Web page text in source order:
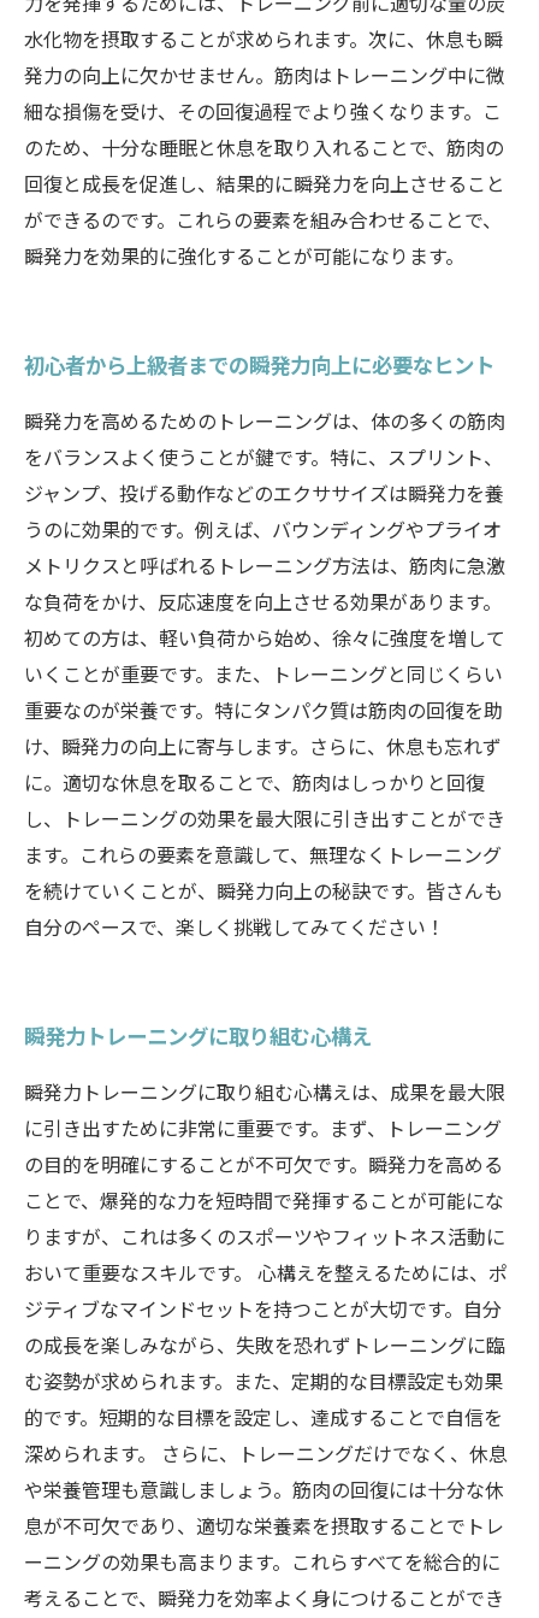
水化物を摂取することが求められます。次に、休息も瞬
発力の向上に欠かせません。筋肉はトレーニング中に微
細な損傷を受け、その回復過程でより強くなります。こ
のため、十分な睡眠と休息を取り入れることで、筋肉の
回復と成長を促進し、結果的に瞬発力を向上させること
ができるのです。これらの要素を組み合わせることで、
瞬発力を効果的に強化することが可能になります。
初心者から上級者までの瞬発力向上に必要なヒント
瞬発力を高めるためのトレーニングは、体の多くの筋肉
をバランスよく使うことが鍵です。特に、スプリント、
ジャンプ、投げる動作などのエクササイズは瞬発力を養
うのに効果的です。例えば、バウンディングやプライオ
メトリクスと呼ばれるトレーニング方法は、筋肉に急激
な負荷をかけ、反応速度を向上させる効果があります。
初めての方は、軽い負荷から始め、徐々に強度を増して
いくことが重要です。また、トレーニングと同じくらい
重要なのが栄養です。特にタンパク質は筋肉の回復を助
け、瞬発力の向上に寄与します。さらに、休息も忘れず
に。適切な休息を取ることで、筋肉はしっかりと回復
し、トレーニングの効果を最大限に引き出すことができ
ます。これらの要素を意識して、無理なくトレーニング
を続けていくことが、瞬発力向上の秘訣です。皆さんも
自分のペースで、楽しく挑戦してみてください！
瞬発力トレーニングに取り組む心構え
瞬発力トレーニングに取り組む心構えは、成果を最大限
に引き出すために非常に重要です。まず、トレーニング
の目的を明確にすることが不可欠です。瞬発力を高める
ことで、爆発的な力を短時間で発揮することが可能にな
りますが、これは多くのスポーツやフィットネス活動に
おいて重要なスキルです。 心構えを整えるためには、ポ
ジティブなマインドセットを持つことが大切です。自分
の成長を楽しみながら、失敗を恐れずトレーニングに臨
む姿勢が求められます。また、定期的な目標設定も効果
的です。短期的な目標を設定し、達成することで自信を
深められます。 さらに、トレーニングだけでなく、休息
や栄養管理も意識しましょう。筋肉の回復には十分な休
息が不可欠であり、適切な栄養素を摂取することでトレ
ーニングの効果も高まります。これらすべてを総合的に
考えることで、瞬発力を効率よく身につけることができ